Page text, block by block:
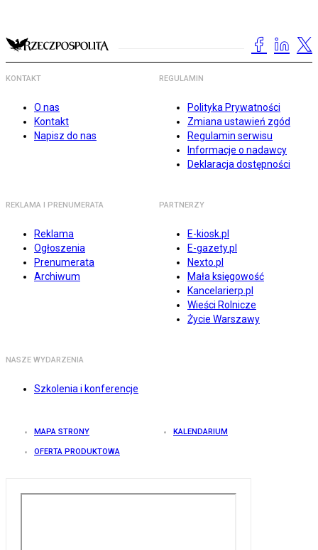
KONTAKT
O nas
Kontakt
Napisz do nas
REGULAMIN
Polityka Prywatności
Zmiana ustawień zgód
Regulamin serwisu
Informacje o nadawcy
Deklaracja dostępności
REKLAMA I PRENUMERATA
Reklama
Ogłoszenia
Prenumerata
Archiwum
PARTNERZY
E-kiosk.pl
E-gazety.pl
Nexto.pl
Mała księgowość
Kancelarierp.pl
Wieści Rolnicze
Życie Warszawy
NASZE WYDARZENIA
Szkolenia i konferencje
MAPA STRONY KALENDARIUM
OFERTA PRODUKTOWA